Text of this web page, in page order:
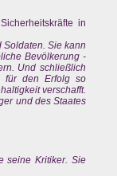
in
Sie kann
Bevölkerung -
Und schließlich
für den Erfolg so
verschafft.
und des Staates
seine Kritiker. Sie